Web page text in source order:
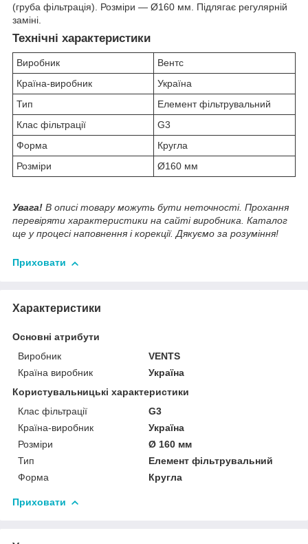
(груба фільтрація). Розміри — Ø160 мм. Підлягає регулярній
заміні.
Технічні характеристики
Виробник
Вентс
Країна-виробник
Україна
Тип
Елемент фільтрувальний
Клас фільтрації
G3
Форма
Кругла
Розміри
Ø160 мм
Увага! В описі товару можуть бути неточності. Прохання
перевіряти характеристики на сайті виробника. Каталог
ще у процесі наповнення і корекції. Дякуємо за розуміння!
Приховати
Характеристики
Основні атрибути
Виробник
VENTS
Країна виробник
Україна
Користувальницькі характеристики
Клас фільтрації
G3
Країна-виробник
Україна
Розміри
Ø 160 мм
Тип
Елемент фільтрувальний
Форма
Кругла
Приховати